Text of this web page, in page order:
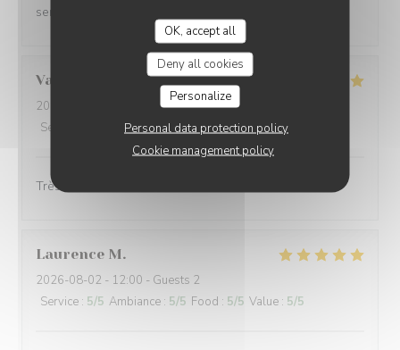
OK, accept all
Deny all cookies
Personalize
Personal data protection policy
Cookie management policy
service, plats délicieux et copieux
Valérie
2026-08-02
- 19:15 - Guests 4
Service
Ambiance:4/5 Food:5/5 Value:5
Très bien accueillis, service OK. Plats excellents.
Laurence M
2026-08-02 - 12:00 - Guests 2
Service : 5/5 Ambiance : 5/5 Food : 5/5 Value : 5/5